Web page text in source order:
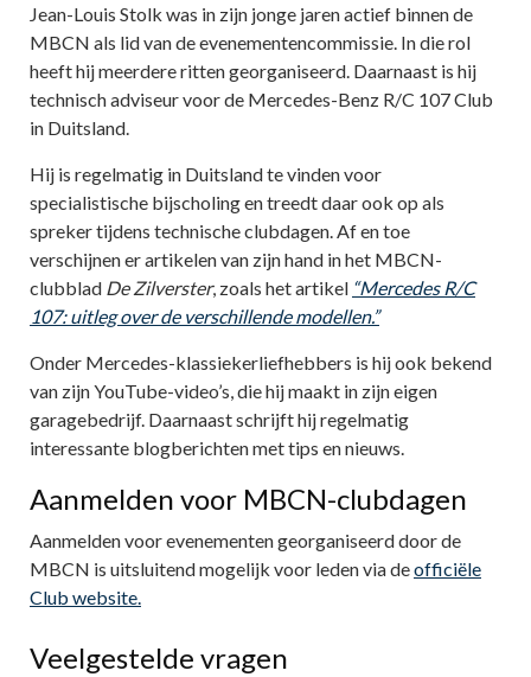
Jean-Louis Stolk was in zijn jonge jaren actief binnen de
MBCN als lid van de evenementencommissie. In die rol
heeft hij meerdere ritten georganiseerd. Daarnaast is hij
technisch adviseur voor de Mercedes-Benz R/C 107 Club
in Duitsland.
Hij is regelmatig in Duitsland te vinden voor
specialistische bijscholing en treedt daar ook op als
spreker tijdens technische clubdagen. Af en toe
verschijnen er artikelen van zijn hand in het MBCN-
clubblad De Zilverster, zoals het artikel “Mercedes R/C
107: uitleg over de verschillende modellen.”
Onder Mercedes-klassiekerliefhebbers is hij ook bekend
van zijn YouTube-video’s, die hij maakt in zijn eigen
garagebedrijf. Daarnaast schrijft hij regelmatig
interessante blogberichten met tips en nieuws.
Aanmelden voor MBCN-clubdagen
Aanmelden voor evenementen georganiseerd door de
MBCN is uitsluitend mogelijk voor leden via deofficiële
Club website.
Veelgestelde vragen